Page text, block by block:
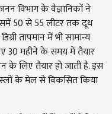
विभाग के वैज्ञानिकों ने
50 से 55 लीटर तक दूध
तापमान में भी सामान्य
30 महीने के समय में तैयार
के लिए तैयार हो जाती है. इस
के मेल से विकसित किया